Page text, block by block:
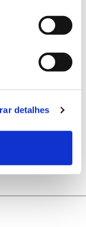
detalhes
voluntários